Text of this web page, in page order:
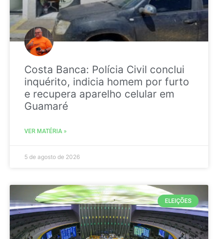
Costa Banca: Polícia Civil conclui
inquérito, indicia homem por furto
e recupera aparelho celular em
Guamaré
VER MATÉRIA »
5 de agosto de 2026
ELEIÇÕES